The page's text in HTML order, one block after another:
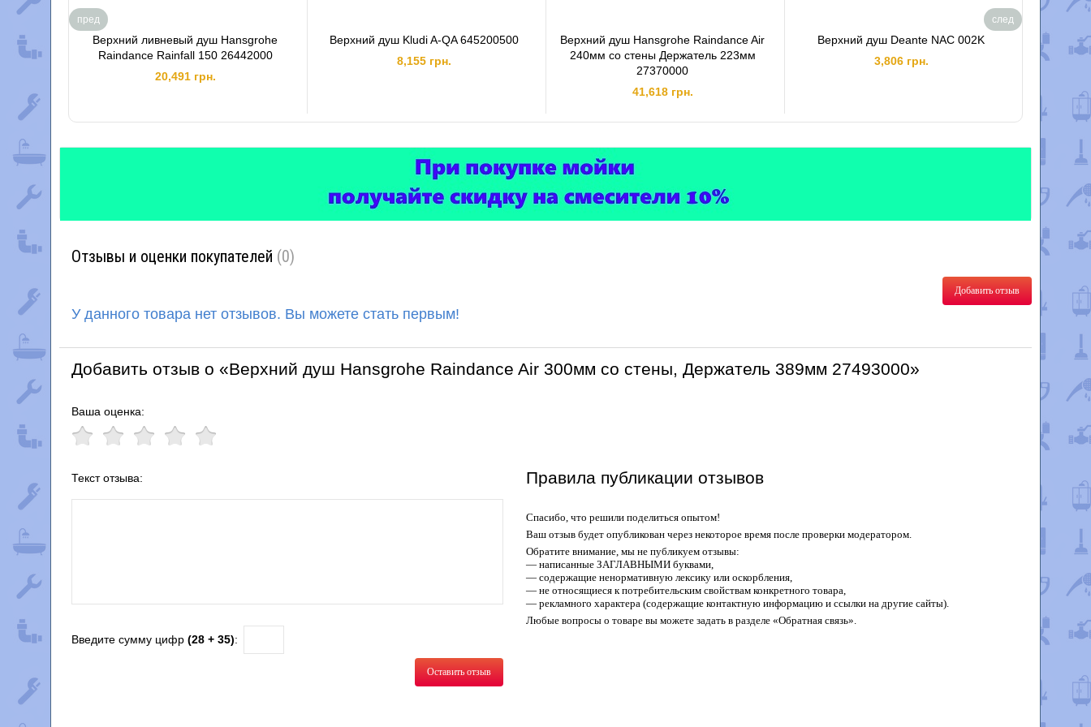
Верхний ливневый душ Hansgrohe
Raindance Rainfall 150 26442000
20,491 грн.
Верхний душ Kludi A-QA 645200500
8,155 грн.
Верхний душ Hansgrohe Raindance Air
240мм со стены Держатель 223мм
27370000
41,618 грн.
Верхний душ Deante NAC 002K
3,806 грн.
пред след
Отзывы и оценки покупателей (0)
Добавить отзыв
У данного товара нет отзывов. Вы можете стать первым!
Добавить отзыв о «Верхний душ Hansgrohe Raindance Air 300мм со стены, Держатель 389мм 27493000»
Ваша оценка:
Текст отзыва:
Введите сумму цифр (28 + 35):
Оставить отзыв
Правила публикации отзывов
Спасибо, что решили поделиться опытом!
Ваш отзыв будет опубликован через некоторое время после проверки модератором.
Обратите внимание, мы не публикуем отзывы:
— написанные ЗАГЛАВНЫМИ буквами,
— содержащие ненормативную лексику или оскорбления,
— не относящиеся к потребительским свойствам конкретного товара,
— рекламного характера (содержащие контактную информацию и ссылки на другие сайты).
Любые вопросы о товаре вы можете задать в разделе «Обратная связь».